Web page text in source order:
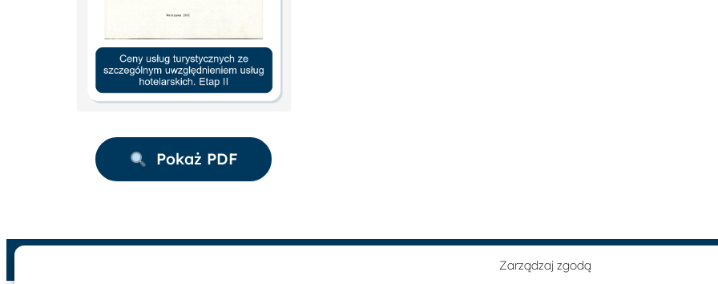
Zarządzaj zgodą
Pokaż PDF
Archiwum Instytutu Turystyki (wersja beta)